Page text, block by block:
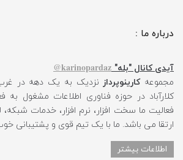
درباره ما :
آیدی کانال "بله" karinopardaz@
مجموعهکارینوپرداز نزدیک به یک دهه در غرب
کلارآباد در حوزه فناوری اطلاعات مشغول
فعالیت ما سخت افزار، نرم افزار، خدمات شبکه،
ارتقا می باشد. ما با یک تیم قوی و پشتیبانی
اطلاعات بیشتر